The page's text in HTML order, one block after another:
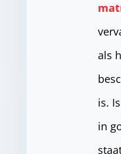
als
is.
in